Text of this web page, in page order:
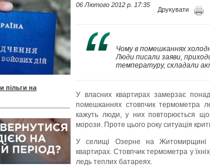
пільги на
06 Лютого 2012 p. 17:35
Друкувати
Чому в помешканнях
Люди писали заяви,
температуру, складали
У власних квартирах замерзає
помешканнях стовпчик термометра
кажуть люди, у них повторюється
морози. Проте цього року ситуація
У селищі Озерне на Житомирщині
квартирах. Стовпчик термометра у
ледь теплих батареях.